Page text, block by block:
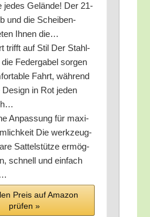
jedes Gelän­de! Der 21-
und die Schei­ben­
Ihnen die…
trifft auf Stil Der Stahl­
Feder­ga­bel sor­gen
Fahrt, wäh­rend
in Rot jeden
Anpas­sung für maxi­
Die werk­zeug­
Sat­tel­stüt­ze ermög­
schnell und ein­fach
Preis auf Ama­zon
prü­fen »